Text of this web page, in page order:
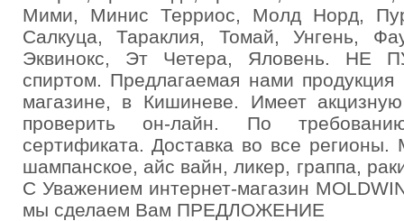
Мими, Минис Терриос, Молд Норд,
Салкуца, Тараклия, Томай, Унгень,
Эквинокс, Эт Четера, Яловень. НЕ
спиртом. Предлагаемая нами
магазине, в Кишиневе. Имеет
проверить он-лайн. По
сертификата. Доставка во все регионы.
шампанское, айс вайн, ликер, граппа,
С Уважением интернет-магазин
мы сделаем Вам ПРЕДЛОЖЕНИЕ